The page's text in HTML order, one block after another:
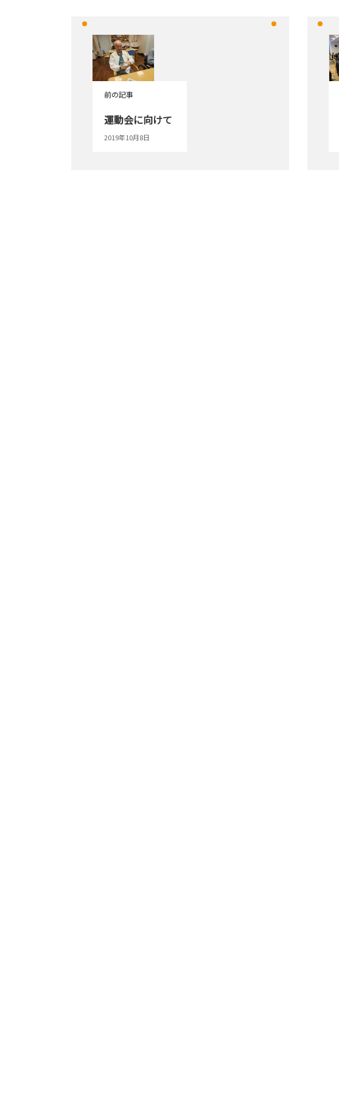
前の記事
運動会に向けて
2019年10月8日